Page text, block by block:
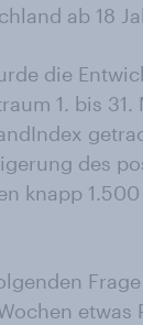
ab 18
die
1. bis 31.
des
knapp
Frage
etwas